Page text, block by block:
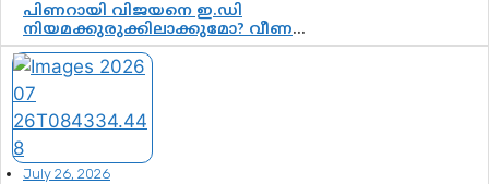
പിണറായി വിജയനെ ഇ.ഡി
നിയമക്കുരുക്കിലാക്കുമോ? വീണ
വിജയൻ മാപ്പുസാക്ഷിയാകുമോ?
കർത്തയുടെ മൊഴി നിർണായക
വഴിത്തിരിവാകുമോ?
July 26, 2026